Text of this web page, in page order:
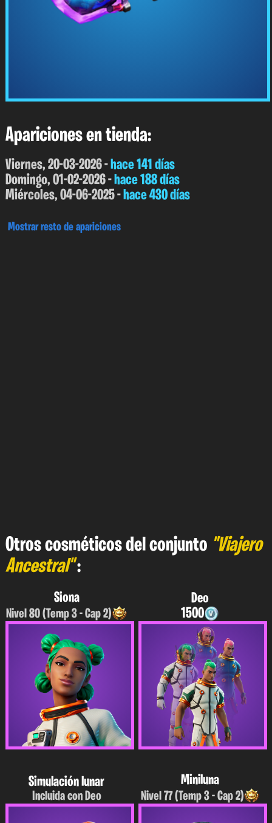
Apariciones en tienda:
Viernes, 20-03-2026 -hace 141 días
Domingo, 01-02-2026 -hace 188 días
Miércoles, 04-06-2025 -hace 430 días
Mostrar resto de apariciones
Otros cosméticos del conjunto "Viajero
Ancestral":
Siona
Nivel 80 (Temp 3 - Cap 2)
Deo
1500
Simulación lunar
Incluida con Deo
Miniluna
Nivel 77 (Temp 3 - Cap 2)